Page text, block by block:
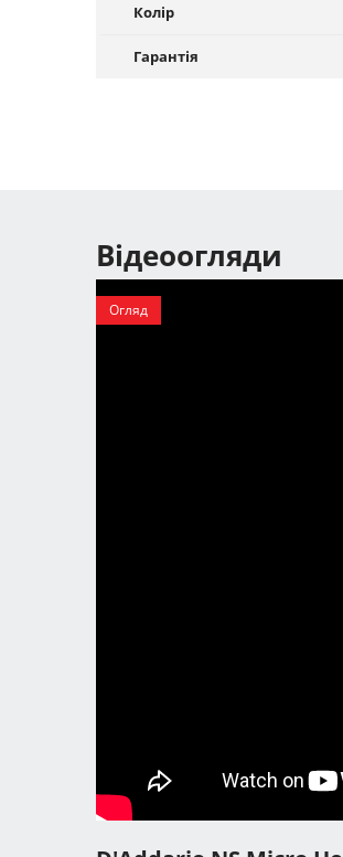
Колір
Гарантія
Відеоогляди
Огляд